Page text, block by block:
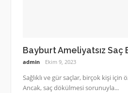
Bayburt Ameliyatsız Saç
admin Ekim 9, 2023
Sağlıklı ve gür saçlar, birçok kişi için
Ancak, saç dökülmesi sorunuyla...